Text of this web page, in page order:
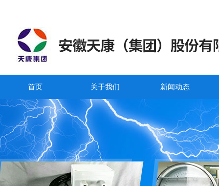
首页 关于我们 新闻动态